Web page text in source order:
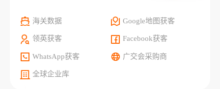
海关数据 Google地图获客
领英获客 Facebook获客
WhatsApp获客 广交会采购商
全球企业库